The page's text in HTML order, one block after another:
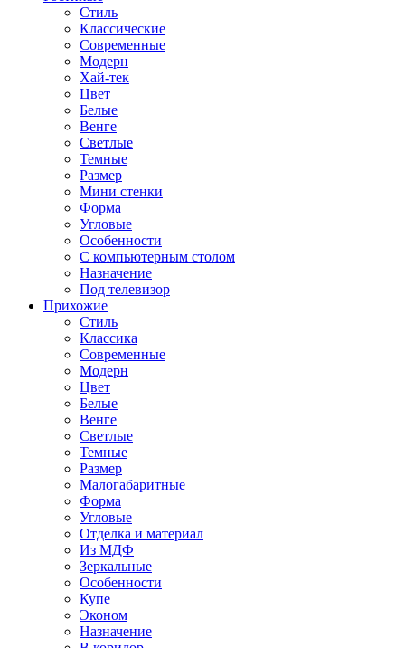
Стиль
Классические
Современные
Модерн
Хай-тек
Цвет
Белые
Венге
Светлые
Темные
Размер
Мини стенки
Форма
Угловые
Особенности
С компьютерным столом
Назначение
Под телевизор
Прихожие
Стиль
Классика
Современные
Модерн
Цвет
Белые
Венге
Светлые
Темные
Размер
Малогабаритные
Форма
Угловые
Отделка и материал
Из МДФ
Зеркальные
Особенности
Купе
Эконом
Назначение